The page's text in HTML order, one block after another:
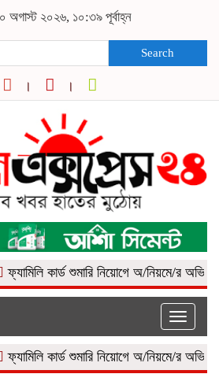
অগাস্ট ২০২৬, ১০:৩৯ পূর্বাহ্ন
Search
কার্ড শুমারি নিয়োগে অ/নিয়মে/র
Toggle
কার্ড শুমারি নিয়োগে অ/নিয়মে/র